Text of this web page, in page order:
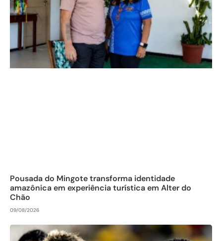
Pousada do Mingote transforma identidade
amazônica em experiência turística em Alter do
Chão
09/08/2026